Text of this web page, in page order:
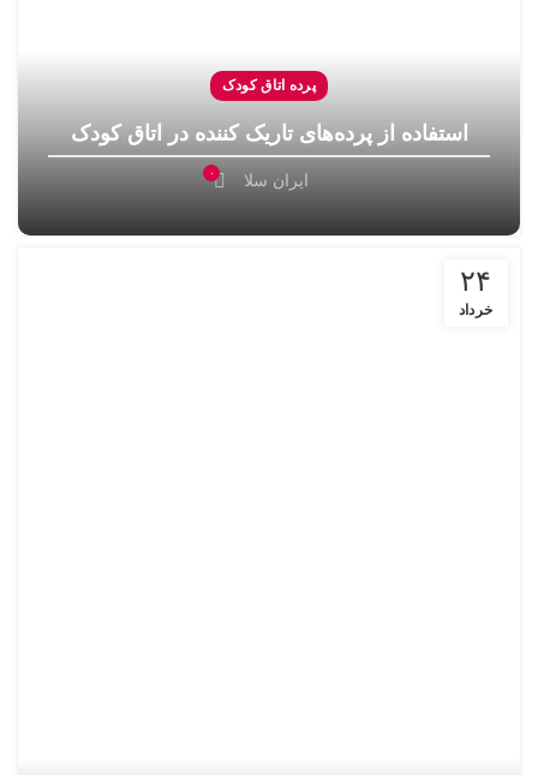
پرده اتاق کودک
استفاده از پرده‌های تاریک ‌کننده در اتاق کودک
ایران سلا ۰
۲۴
خرداد